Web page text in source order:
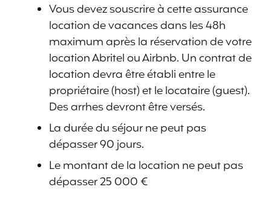
Vous devez souscrire à cette assurance
location de vacances dans les 48h
maximum après la réservation de votre
location Abritel ou Airbnb. Un contrat de
location devra être établi entre le
propriétaire (host) et le locataire (guest).
Des arrhes devront être versés.
La durée du séjour ne peut pas
dépasser 90 jours.
Le montant de la location ne peut pas
dépasser 25 000 €